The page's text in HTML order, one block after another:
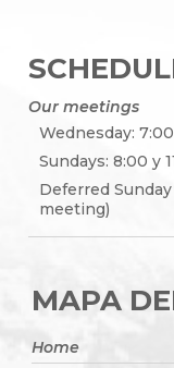
Our meetings
Wednesday:
Sundays: 8:00 y
Deferred
meeting)
MAPA
Home